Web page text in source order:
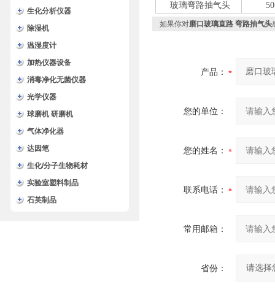
生化分析仪器
除湿机
温湿度计
加热仪器设备
消毒净化无菌仪器
光学仪器
球磨机 研磨机
气体净化器
达因笔
生化/分子生物耗材
实验室塑料制品
石英制品
玻璃弯路抽气头
如果你对磨口玻璃直路 弯路抽气头
产品：
您的单位：
您的姓名：
联系电话：
常用邮箱：
省份：